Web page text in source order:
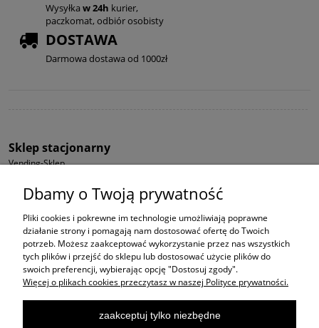
Wysyłka w 24h kurier,
paczkomat, odbiór osobisty
DOSTAWA
Darmowa dostawa od 1000zł
Sklep stacjonarny
Vending-Sklep
32-060 Liszki k. Krakowa
Godziny otwarcia:
pon-pt: 8-16
sb-nd: Zamknięte
Regulamin i Polityka Prywatności
Usługi Vendingowe AutomatSpec
Dbamy o Twoją prywatność
Pliki cookies i pokrewne im technologie umożliwiają poprawne
działanie strony i pomagają nam dostosować ofertę do Twoich
potrzeb. Możesz zaakceptować wykorzystanie przez nas wszystkich
tych plików i przejść do sklepu lub dostosować użycie plików do
swoich preferencji, wybierając opcję "Dostosuj zgody".
Więcej o plikach cookies przeczytasz w naszej Polityce prywatności.
zaakceptuj tylko niezbędne